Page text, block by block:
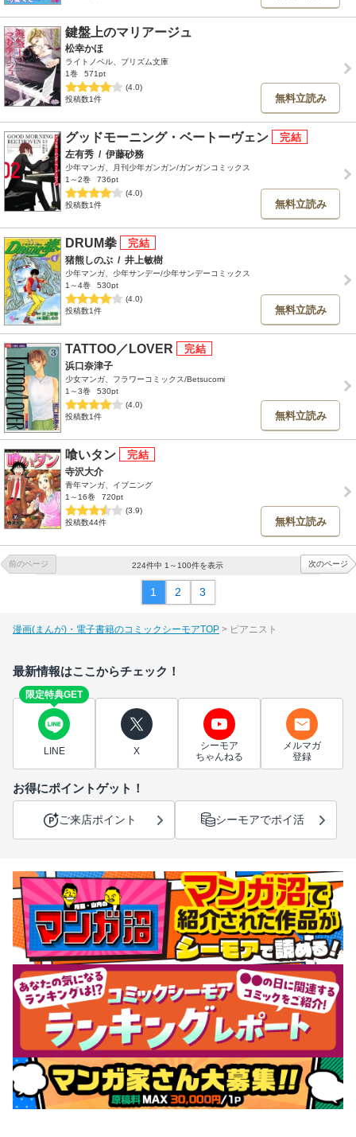
鍵盤上のマリアージュ
松幸かほ
ライトノベル、プリズム文庫
1巻
571pt
(4.0)
投稿数1件
無料立読み
グッドモーニング・ベートーヴェン
左有秀 / 伊藤砂務
少年マンガ、月刊少年ガンガン/ガンガンコミックス
1～2巻
736pt
(4.0)
投稿数1件
無料立読み
DRUM拳
猪熊しのぶ / 井上敏樹
少年マンガ、少年サンデー/少年サンデーコミックス
1～4巻
530pt
(4.0)
投稿数1件
無料立読み
TATTOO／LOVER
浜口奈津子
少女マンガ、フラワーコミックス/Betsucomi
1～3巻
530pt
(4.0)
投稿数1件
無料立読み
喰いタン
寺沢大介
青年マンガ、イブニング
1～16巻
720pt
(3.9)
投稿数44件
無料立読み
前のページ 224件中 1～100件を表示 次のページ
1 2 3
漫画(まんが)・電子書籍のコミックシーモアTOP ピアニスト
最新情報はここからチェック！
限定特典GET
LINE X
シーモア
ちゃんねる
メルマガ
登録
お得にポイントゲット！
ご来店ポイント シーモアでポイ活